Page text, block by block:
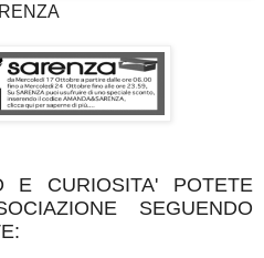
E CURIOSITA' POTETE
SEGUENDO